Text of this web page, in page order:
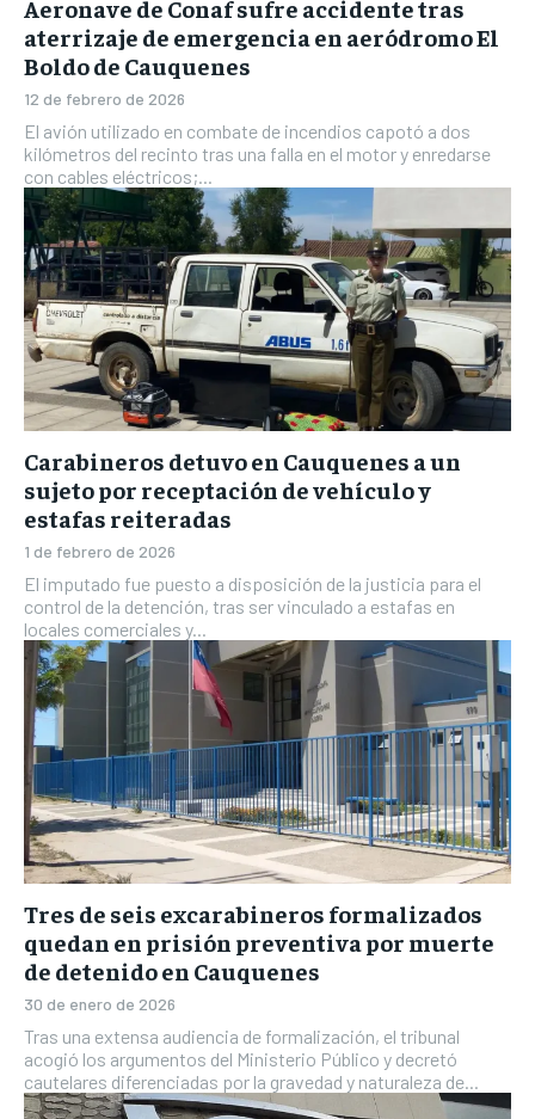
Aeronave de Conaf sufre accidente tras
aterrizaje de emergencia en aeródromo El
Boldo de Cauquenes
12 de febrero de 2026
El avión utilizado en combate de incendios capotó a dos
kilómetros del recinto tras una falla en el motor y enredarse
con cables eléctricos;...
Carabineros detuvo en Cauquenes a un
sujeto por receptación de vehículo y
estafas reiteradas
1 de febrero de 2026
El imputado fue puesto a disposición de la justicia para el
control de la detención, tras ser vinculado a estafas en
locales comerciales y...
Tres de seis excarabineros formalizados
quedan en prisión preventiva por muerte
de detenido en Cauquenes
30 de enero de 2026
Tras una extensa audiencia de formalización, el tribunal
acogió los argumentos del Ministerio Público y decretó
cautelares diferenciadas por la gravedad y naturaleza de...